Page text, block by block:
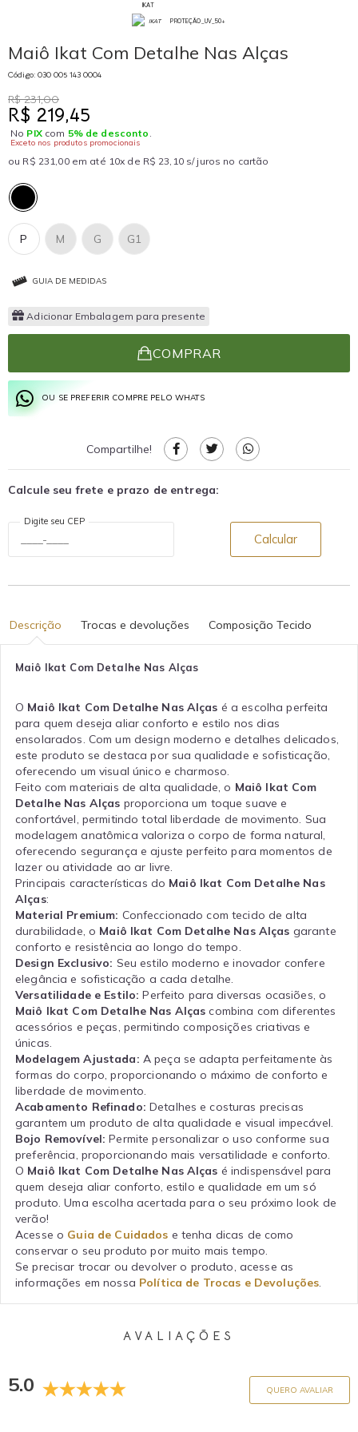
IKAT
PROTEÇÃO_UV_50+
Maiô Ikat Com Detalhe Nas Alças
Código: 030 005 143 0004
R$ 231,00
R$ 219,45
No PIXcom 5% de desconto .
Exceto nos produtos promocionais
ou R$ 231,00 em até 10x de R$ 23,10 s/ juros no cartão
P G G1
M
GUIA DE MEDIDAS
Adicionar Embalagem para presente
COMPRAR
OU SE PREFERIR COMPRE PELO WHATS
Compartilhe!
Calcule seu frete e prazo de entrega:
Digite seu CEP
Calcular
Descrição Trocas e devoluções Composição Tecido
Maiô Ikat Com Detalhe Nas Alças
O Maiô Ikat Com Detalhe Nas Alças é a escolha perfeita
para quem deseja aliar conforto e estilo nos dias
ensolarados. Com um design moderno e detalhes delicados,
este produto se destaca por sua qualidade e sofisticação,
oferecendo um visual único e charmoso.
Feito com materiais de alta qualidade, o Maiô Ikat Com
Detalhe Nas Alças proporciona um toque suave e
confortável, permitindo total liberdade de movimento. Sua
modelagem anatômica valoriza o corpo de forma natural,
oferecendo segurança e ajuste perfeito para momentos de
lazer ou atividade ao ar livre.
Principais características do Maiô Ikat Com Detalhe Nas
Alças:
Material Premium: Confeccionado com tecido de alta
durabilidade, o Maiô Ikat Com Detalhe Nas Alças garante
conforto e resistência ao longo do tempo.
Design Exclusivo: Seu estilo moderno e inovador confere
elegância e sofisticação a cada detalhe.
Versatilidade e Estilo: Perfeito para diversas ocasiões, o
Maiô Ikat Com Detalhe Nas Alças combina com diferentes
acessórios e peças, permitindo composições criativas e
únicas.
Modelagem Ajustada: A peça se adapta perfeitamente às
formas do corpo, proporcionando o máximo de conforto e
liberdade de movimento.
Acabamento Refinado: Detalhes e costuras precisas
garantem um produto de alta qualidade e visual impecável.
Bojo Removível: Permite personalizar o uso conforme sua
preferência, proporcionando mais versatilidade e conforto.
O Maiô Ikat Com Detalhe Nas Alças é indispensável para
quem deseja aliar conforto, estilo e qualidade em um só
produto. Uma escolha acertada para o seu próximo look de
verão!
Acesse o Guia de Cuidados e tenha dicas de como
conservar o seu produto por muito mais tempo.
Se precisar trocar ou devolver o produto, acesse as
informações em nossa Política de Trocas e Devoluções.
AVALIAÇÕES
5.0 QUERO AVALIAR